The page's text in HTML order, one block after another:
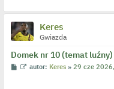
p
o
j
e
y
n
c
Keres
Gwiazda
Domek nr 10 (temat luźny)
P
W
autor: Keres »29 cze